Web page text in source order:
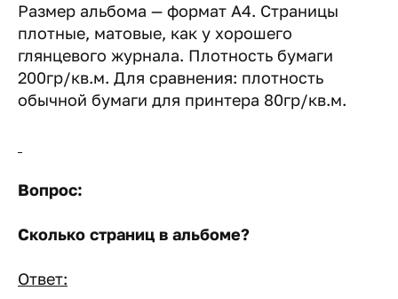
Размер альбома — формат А4. Страницы
плотные, матовые, как у хорошего
глянцевого журнала. Плотность бумаги
200гр/кв.м. Для сравнения: плотность
обычной бумаги для принтера 80гр/кв.м.
Вопрос:
Сколько страниц в альбоме?
Ответ: